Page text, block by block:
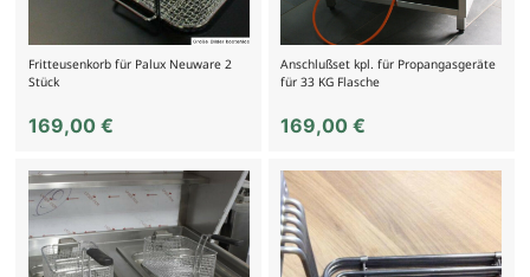
Fritteusenkorb für Palux Neuware 2
Stück
169,00 €
Anschlußset kpl. für Propangasgeräte
für 33 KG Flasche
169,00€